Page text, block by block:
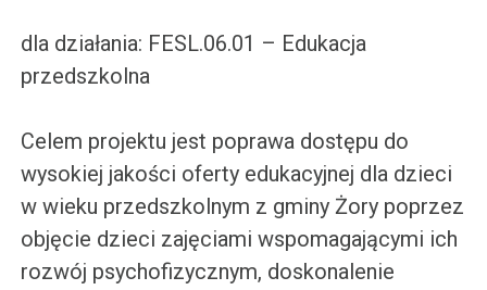
dla działania: FESL.06.01 – Edukacja
przedszkolna
Celem projektu jest poprawa dostępu do
wysokiej jakości oferty edukacyjnej dla dzieci
w wieku przedszkolnym z gminy Żory poprzez
objęcie dzieci zajęciami wspomagającymi ich
rozwój psychofizycznym, doskonalenie